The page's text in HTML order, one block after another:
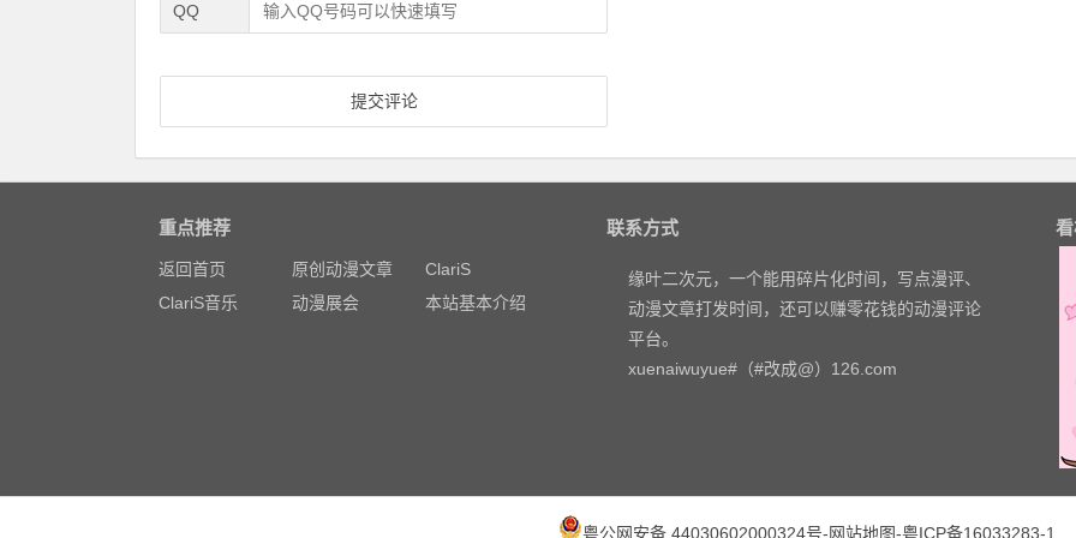
QQ
重点推荐
返回首页 原创动漫文章
ClariS
ClariS音乐
动漫展会 本站基本介绍
联系方式
缘叶二次元，一个能用碎片化时间，写点漫评、
动漫文章打发时间，还可以赚零花钱的动漫评论
平台。
xuenaiwuyue#（#改成@）126.com
粤公网安备 44030602000324号-网站地图-粤ICP备16033283-1